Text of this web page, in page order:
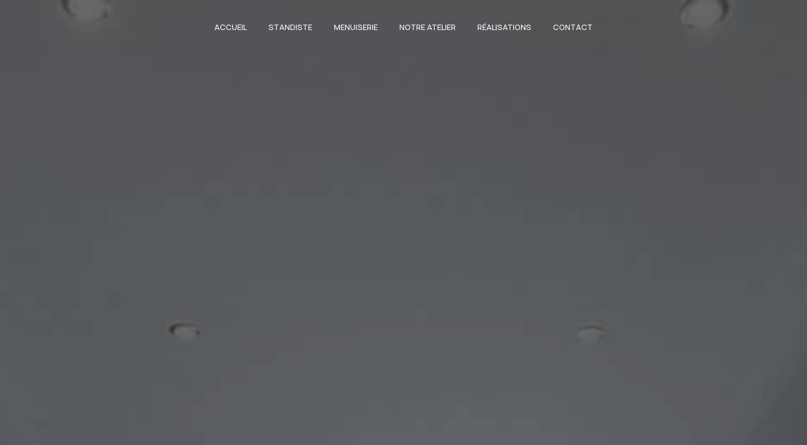
ACCUEIL STANDISTE MENUISERIE NOTRE ATELIER RÉALISATIONS CONTACT
Panneau de gestion des cookies